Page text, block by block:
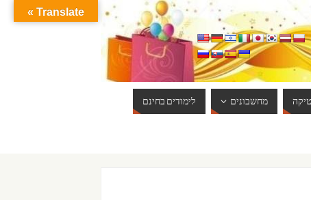
מחשבונים לימודים בחינם
Translate »